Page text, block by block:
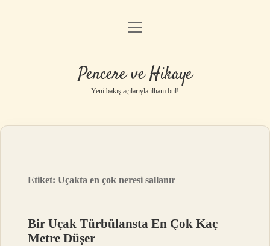
Anasayfa
Yasal Uyarı
menüyü
Pencere ve Hikaye
Yeni bakış açılarıyla ilham bul!
Etiket:Uçakta en çok neresi sallanır
Bir Uçak Türbülansta En Çok Kaç
Metre Düşer